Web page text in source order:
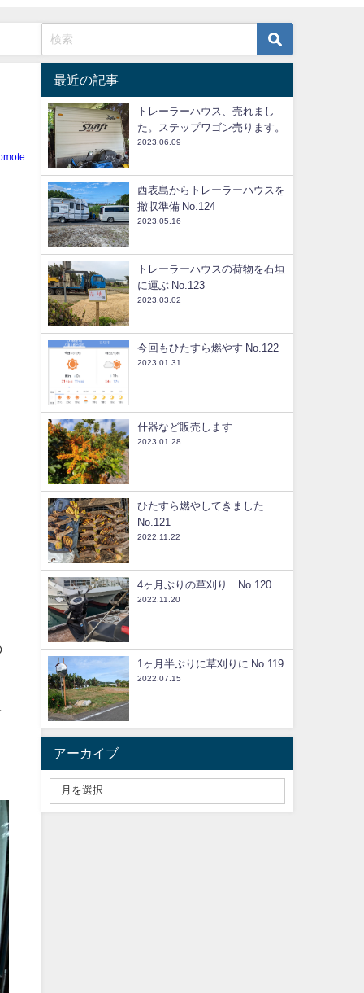
最近の記事
トレーラーハウス、売れまし
た。ステップワゴン売ります。
2023.06.09
西表島からトレーラーハウスを
撤収準備 No.124
2023.05.16
トレーラーハウスの荷物を石垣
に運ぶ No.123
2023.03.02
今回もひたすら燃やす No.122
2023.01.31
什器など販売します
2023.01.28
ひたすら燃やしてきました
No.121
2022.11.22
4ヶ月ぶりの草刈り No.120
2022.11.20
1ヶ月半ぶりに草刈りに No.119
2022.07.15
アーカイブ